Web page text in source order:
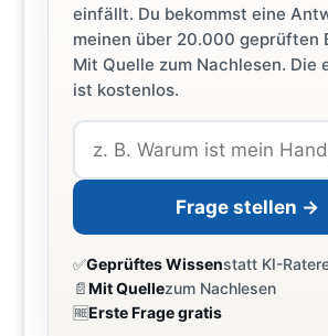
einfällt. Du bekommst eine
meinen über 20.000 geprüften
Mit Quelle zum Nachlesen. Die
ist kostenlos.
Frage stellen →
✅Geprüftes Wissenstatt KI-
📄Mit Quellezum Nachlesen
🆓Erste Frage gratis